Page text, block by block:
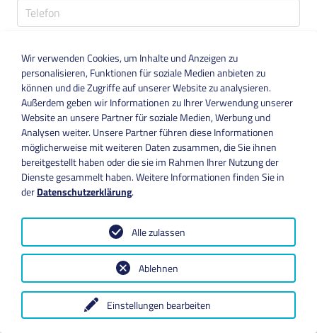
Ihre Mitteilung*
Bitte tragen Sie hier Ihre Nachricht ein.
Ich habe dieDatenschutzbestimmungengelesen und
Alle mit*markierten Felder sind Pflichtfelder.
Absenden
Wir verwenden Cookies, um Inhalte und Anzeigen zu
personalisieren, Funktionen für soziale Medien anbieten zu
können und die Zugriffe auf unserer Website zu analysieren.
Außerdem geben wir Informationen zu Ihrer Verwendung unserer
Website an unsere Partner für soziale Medien, Werbung und
Analysen weiter. Unsere Partner führen diese Informationen
möglicherweise mit weiteren Daten zusammen, die Sie ihnen
bereitgestellt haben oder die sie im Rahmen Ihrer Nutzung der
Dienste gesammelt haben. Weitere Informationen finden Sie in
derDatenschutzerklärung.
Einstellungen bearbeiten
Ablehnen
Alle zulassen